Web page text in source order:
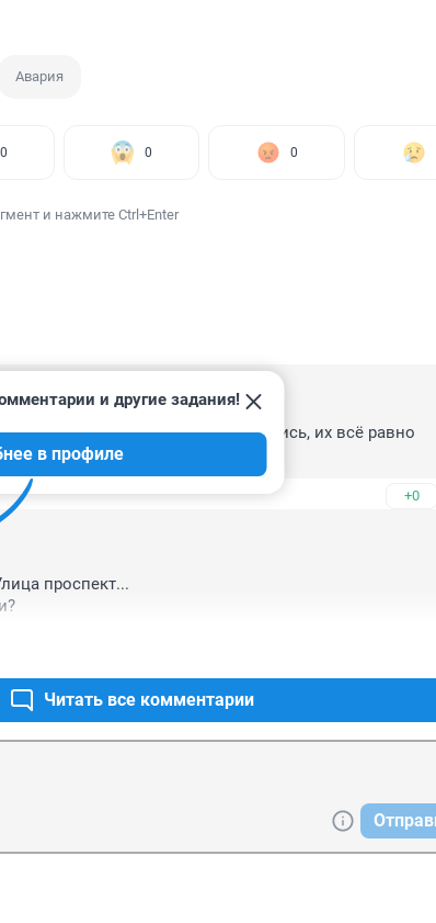
Авария
0 0 0
и нажмите Ctrl+Enter
ГИБДД".. как они не прятались, их всё равно
+0
и другие задания!
в профиле
проспект...
Читать все комментарии